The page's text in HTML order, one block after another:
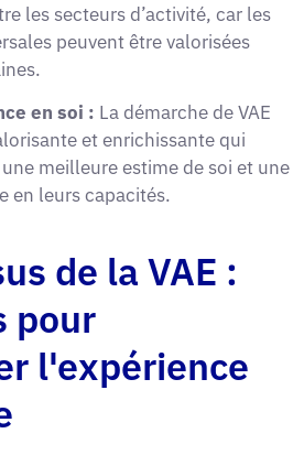
les secteurs d’activité, car les
peuvent être valorisées
en soi : La démarche de VAE
et enrichissante qui
meilleure estime de soi et une
en leurs capacités.
de la VAE :
pour
l'expérience